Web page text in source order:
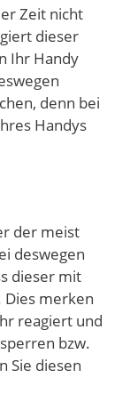
Zeit nicht
dieser
Ihr Handy
denn bei
Handys
der meist
deswegen
dieser mit
Dies merken
reagiert und
bzw.
Sie diesen